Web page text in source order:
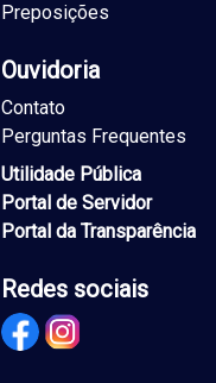
Preposições
Ouvidoria
Contato
Perguntas Frequentes
Utilidade Pública
Portal de Servidor
Portal da Transparência
Redes sociais